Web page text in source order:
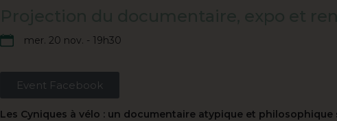
mer. 20 nov. - 19h30
Event Facebook
Les Cyniques à vélo : un documentaire atypique et philosophique